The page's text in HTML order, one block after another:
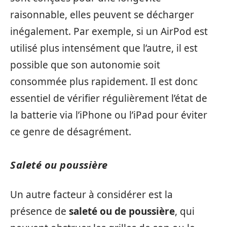
raisonnable, elles peuvent se décharger
inégalement. Par exemple, si un AirPod est
utilisé plus intensément que l’autre, il est
possible que son autonomie soit
consommée plus rapidement. Il est donc
essentiel de vérifier régulièrement l’état de
la batterie via l’iPhone ou l’iPad pour éviter
ce genre de désagrément.
Saleté ou poussière
Un autre facteur à considérer est la
présence de saleté ou de poussière, qui